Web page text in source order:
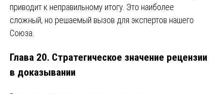
приводит к неправильному итогу. Это наиболее
сложный, но решаемый вызов для экспертов нашего
Союза.
Глава 20. Стратегическое значение рецензии
в доказывании